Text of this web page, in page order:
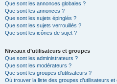
Que sont les annonces globales ?
Que sont les annonces ?
Que sont les sujets épinglés ?
Que sont les sujets verrouillés ?
Que sont les icônes de sujet ?
Niveaux d’utilisateurs et groupes
Que sont les administrateurs ?
Que sont les modérateurs ?
Que sont les groupes d’utilisateurs ?
Où trouver la liste des groupes d’utilisateurs